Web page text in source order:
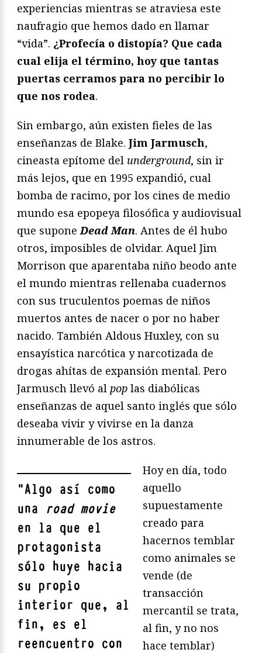
experiencias mientras se atraviesa este
naufragio que hemos dado en llamar
“vida”. ¿Profecía o distopía? Que cada
cual elija el término, hoy que tantas
puertas cerramos para no percibir lo
que nos rodea.
Sin embargo, aún existen fieles de las
enseñanzas de Blake. Jim Jarmusch,
cineasta epítome del underground, sin ir
más lejos, que en 1995 expandió, cual
bomba de racimo, por los cines de medio
mundo esa epopeya filosófica y audiovisual
que supone Dead Man. Antes de él hubo
otros, imposibles de olvidar. Aquel Jim
Morrison que aparentaba niño beodo ante
el mundo mientras rellenaba cuadernos
con sus truculentos poemas de niños
muertos antes de nacer o por no haber
nacido. También Aldous Huxley, con su
ensayística narcótica y narcotizada de
drogas ahítas de expansión mental. Pero
Jarmusch llevó al pop las diabólicas
enseñanzas de aquel santo inglés que sólo
deseaba vivir y vivirse en la danza
innumerable de los astros.
"Algo así como
una road movie
en la que el
protagonista
sólo huye hacia
su propio
interior que, al
fin, es el
reencuentro con
Hoy en día, todo
aquello
supuestamente
creado para
hacernos temblar
como animales se
vende (de
transacción
mercantil se trata,
al fin, y no nos
hace temblar)